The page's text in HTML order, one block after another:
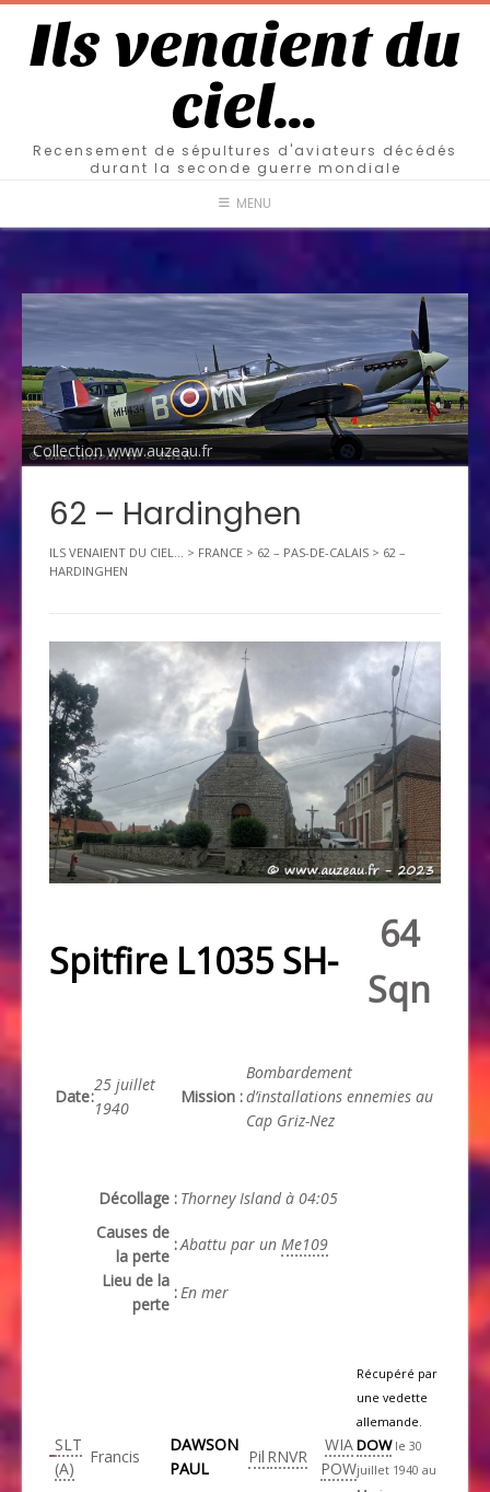
Ils venaient du
ciel…
Recensement de sépultures d'aviateurs décédés
durant la seconde guerre mondiale
MENU
Collection www.auzeau.fr
62 – Hardinghen
ILS VENAIENT DU CIEL... > FRANCE > 62 – PAS-DE-CALAIS > 62 –
HARDINGHEN
Spitfire L1035 SH-
64
Sqn
Date:
25 juillet
1940
Mission :
Bombardement
d’installations ennemies au
Cap Griz-Nez
Décollage : Thorney Island à 04:05
Causes de
la perte
:Abattu par un Me109
Lieu de la
perte
: En mer
SLT
(A)
Francis
DAWSON
PAUL
Pil RNVR
WIA
POW
Récupéré par
une vedette
allemande.
DOWle 30
juillet 1940 au